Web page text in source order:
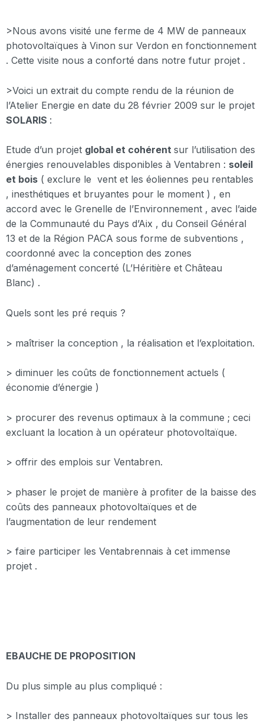
>Nous avons visité une ferme de 4 MW de panneaux
photovoltaïques à Vinon sur Verdon en fonctionnement
. Cette visite nous a conforté dans notre futur projet .
>Voici un extrait du compte rendu de la réunion de
l’Atelier Energie en date du 28 février 2009 sur le projet
SOLARIS :
Etude d’un projet global et cohérent sur l’utilisation des
énergies renouvelables disponibles à Ventabren : soleil
et bois ( exclure le vent et les éoliennes peu rentables
, inesthétiques et bruyantes pour le moment ) , en
accord avec le Grenelle de l’Environnement , avec l’aide
de la Communauté du Pays d’Aix , du Conseil Général
13 et de la Région PACA sous forme de subventions ,
coordonné avec la conception des zones
d’aménagement concerté (L’Héritière et Château
Blanc) .
Quels sont les pré requis ?
> maîtriser la conception , la réalisation et l’exploitation.
> diminuer les coûts de fonctionnement actuels (
économie d’énergie )
> procurer des revenus optimaux à la commune ; ceci
excluant la location à un opérateur photovoltaïque.
> offrir des emplois sur Ventabren.
> phaser le projet de manière à profiter de la baisse des
coûts des panneaux photovoltaïques et de
l’augmentation de leur rendement
> faire participer les Ventabrennais à cet immense
projet .
EBAUCHE DE PROPOSITION
Du plus simple au plus compliqué :
> Installer des panneaux photovoltaïques sur tous les